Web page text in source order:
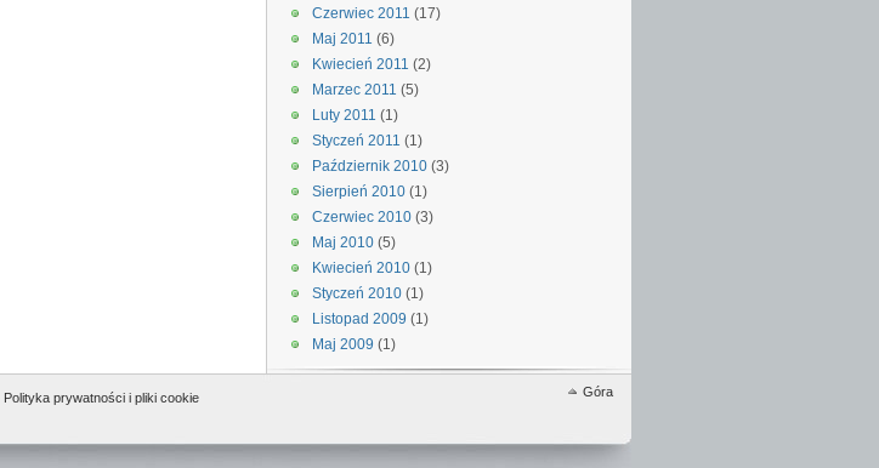
Czerwiec 2011 (17)
Maj 2011 (6)
Kwiecień 2011 (2)
Marzec 2011 (5)
Luty 2011 (1)
Styczeń 2011 (1)
Październik 2010 (3)
Sierpień 2010 (1)
Czerwiec 2010 (3)
Maj 2010 (5)
Kwiecień 2010 (1)
Styczeń 2010 (1)
Listopad 2009 (1)
Maj 2009 (1)
Góra
Polityka prywatności i pliki cookie